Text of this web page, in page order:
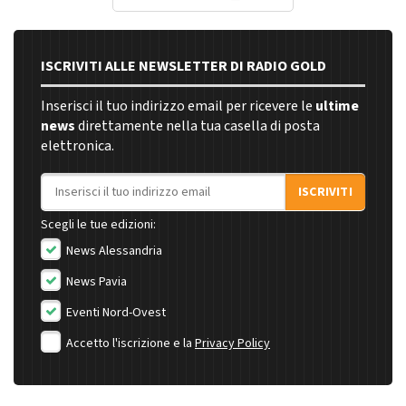
ISCRIVITI ALLE NEWSLETTER DI RADIO GOLD
Inserisci il tuo indirizzo email per ricevere le ultime
newsdirettamente nella tua casella di posta
elettronica.
Indirizzo email
ISCRIVITI
Scegli le tue edizioni:
News Alessandria
News Pavia
Eventi Nord-Ovest
Accetto l'iscrizione e la Privacy Policy